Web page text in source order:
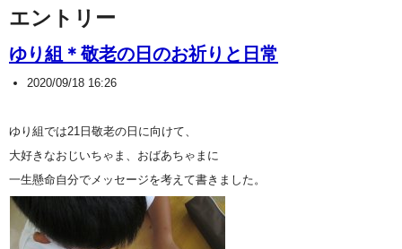
エントリー
ゆり組＊敬老の日のお祈りと日常
2020/09/18 16:26
ゆり組では21日敬老の日に向けて、
大好きなおじいちゃま、おばあちゃまに
一生懸命自分でメッセージを考えて書きました。